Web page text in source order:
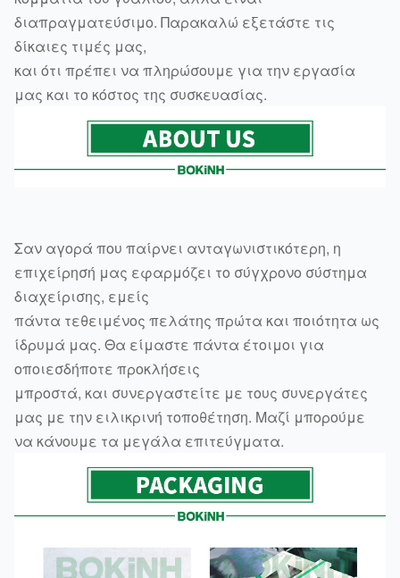
διαπραγματεύσιμο. Παρακαλώ εξετάστε τις
δίκαιες τιμές μας,
και ότι πρέπει να πληρώσουμε για την εργασία
μας και το κόστος της συσκευασίας.
Σαν αγορά που παίρνει ανταγωνιστικότερη, η
επιχείρησή μας εφαρμόζει το σύγχρονο σύστημα
διαχείρισης, εμείς
πάντα τεθειμένος πελάτης πρώτα και ποιότητα ως
ίδρυμά μας. Θα είμαστε πάντα έτοιμοι για
οποιεσδήποτε προκλήσεις
μπροστά, και συνεργαστείτε με τους συνεργάτες
μας με την ειλικρινή τοποθέτηση. Μαζί μπορούμε
να κάνουμε τα μεγάλα επιτεύγματα.